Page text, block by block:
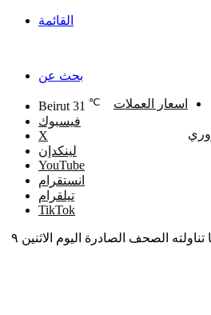
القائمة
بحث عن
اسعار العملات Beirut 31 ℃
فيسبوك
‫X
لينكدإن
‫YouTube
انستقرام
تيلقرام
‫TikTok
أبرز ما تناولته الصحف الصادرة اليوم الاثنين ٩